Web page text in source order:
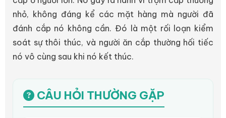
nhỏ, không đáng kể các mặt hàng mà người đã
đánh cắp nó không cần. Đó là một rối loạn kiểm
soát sự thôi thúc, và người ăn cắp thường hối tiếc
nó vô cùng sau khi nó kết thúc.
CÂU HỎI THƯỜNG GẶP